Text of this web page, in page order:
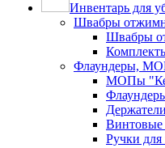
Инвентарь для
Швабры
Швабры
Флаундеры,
МОПы
Ручки